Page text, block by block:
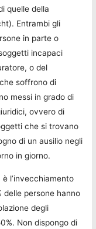
quelle della
Entrambi gli
in parte o
incapaci
o del
soffrono di
messi in grado di
ovvero di
che si trovano
di un ausilio negli
in giorno.
l’invecchiamento
delle persone hanno
degli
Non dispongo di